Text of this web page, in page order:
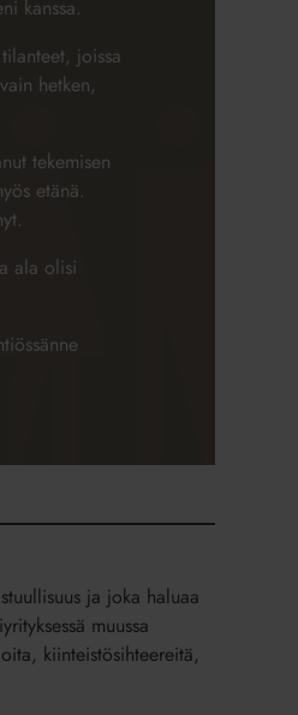
kanssa.
joissa
hetken,
tekemisen
etänä.
ala olisi
ja joka haluaa
muussa
kiinteistösihteereitä,